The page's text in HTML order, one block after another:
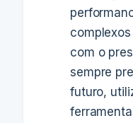
com o
sempre
futuro,